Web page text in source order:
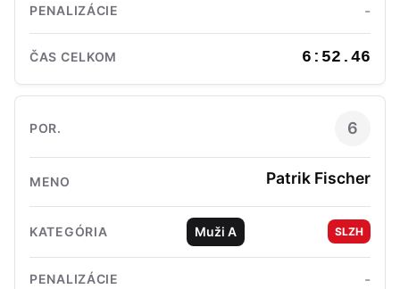
-
6:52.46
6
Patrik Fischer
Muži A SLZH
-